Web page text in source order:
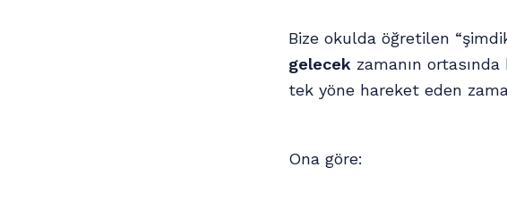
Bize okulda öğretilen
gelecek zamanın
tek yöne hareket eden
Ona göre: